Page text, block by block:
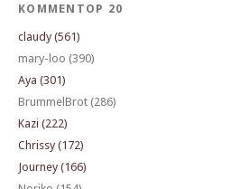
KOMMENTOP 20
claudy (561)
mary-loo (390)
Aya (301)
BrummelBrot (286)
Kazi (222)
Chrissy (172)
Journey (166)